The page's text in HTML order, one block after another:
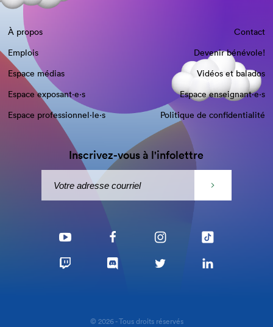
À propos
Contact
Emplois
Devenir bénévole!
Espace médias
Vidéos et balados
Espace exposant·e⋅s
Espace enseignant·e⋅s
Espace professionnel·le⋅s
Politique de confidentialité
Inscrivez-vous à l'infolettre
© 2026 - Tous droits réservés